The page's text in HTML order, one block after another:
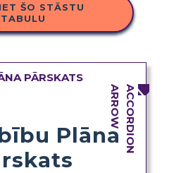
ŠO STĀSTU
TABULU
PĀRSKATS
Plāna